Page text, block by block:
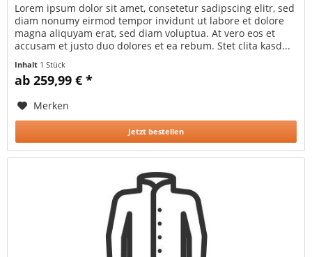
Lorem ipsum dolor sit amet, consetetur sadipscing elitr, sed
diam nonumy eirmod tempor invidunt ut labore et dolore
magna aliquyam erat, sed diam voluptua. At vero eos et
accusam et justo duo dolores et ea rebum. Stet clita kasd...
Inhalt 1 Stück
ab 259,99 € *
Merken
Jetzt bestellen